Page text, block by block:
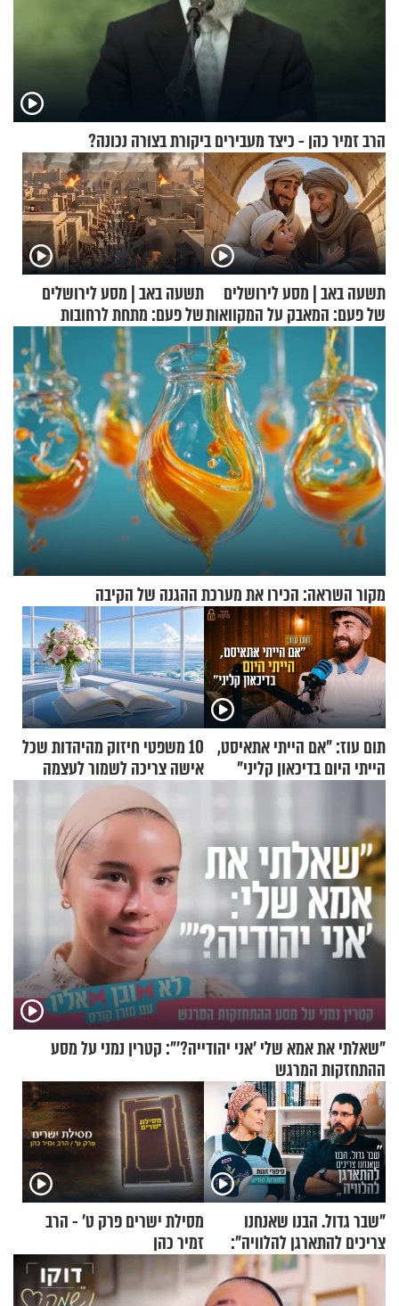
הרב זמיר כהן - כיצד מעבירים ביקורת בצורה נכונה?
תשעה באב | מסע לירושלים
של פעם: המאבק על המקוואות
תשעה באב | מסע לירושלים
של פעם: מתחת לרחובות
ירושלים
מקור השראה: הכירו את מערכת ההגנה של הקיבה
תום עוז: "אם הייתי אתאיסט,
הייתי היום בדיכאון קליני"
10 משפטי חיזוק מהיהדות שכל
אישה צריכה לשמור לעצמה
"שאלתי את אמא שלי 'אני יהודייה?'": קטרין נמני על מסע
ההתחזקות המרגש
"שבר גדול. הבנו שאנחנו
צריכים להתארגן להלוויה":
זוגיות במבחן, הפעם עם מרים
וגד דנינו
מסילת ישרים פרק ט’ - הרב
זמיר כהן